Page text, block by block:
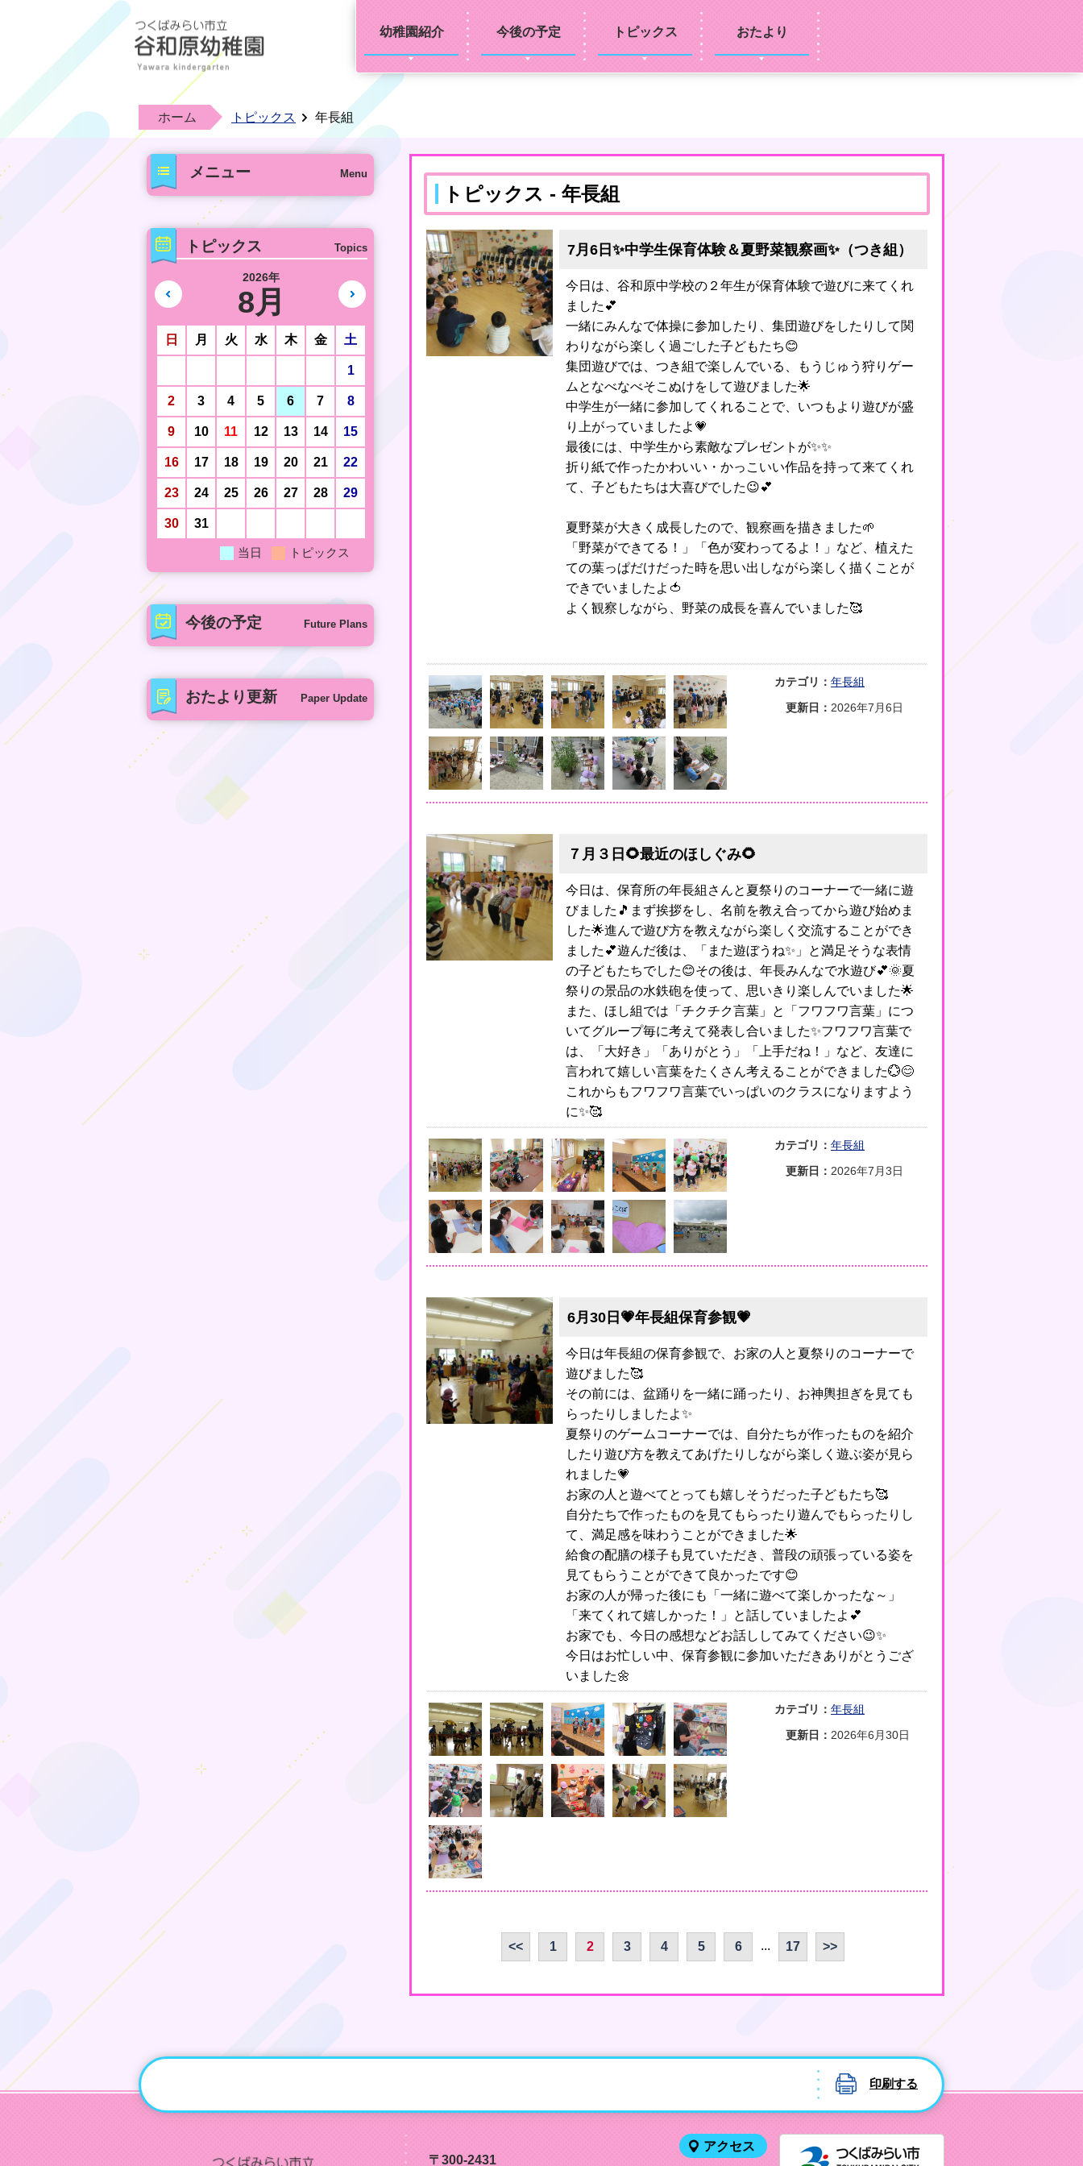
幼稚園紹介 今後の予定 トピックス おたより
ホーム トピックス 年長組
トピックス - 年長組
7月6日✨中学生保育体験＆夏野菜観察画✨（つき組）
今日は、谷和原中学校の２年生が保育体験で遊びに来てくれ
ました💕
一緒にみんなで体操に参加したり、集団遊びをしたりして関
わりながら楽しく過ごした子どもたち😊
集団遊びでは、つき組で楽しんでいる、もうじゅう狩りゲー
ムとなべなべそこぬけをして遊びました🌟
中学生が一緒に参加してくれることで、いつもより遊びが盛
り上がっていましたよ💗
最後には、中学生から素敵なプレゼントが✨✨
折り紙で作ったかわいい・かっこいい作品を持って来てくれ
て、子どもたちは大喜びでした😉💕
夏野菜が大きく成長したので、観察画を描きました🌱
「野菜ができてる！」「色が変わってるよ！」など、植えた
ての葉っぱだけだった時を思い出しながら楽しく描くことが
できでいましたよ🍅
よく観察しながら、野菜の成長を喜んでいました🥰
カテゴリ： 年長組
更新日： 2026年7月6日
７月３日🌻最近のほしぐみ🌻
今日は、保育所の年長組さんと夏祭りのコーナーで一緒に遊
びました🎵まず挨拶をし、名前を教え合ってから遊び始めま
した🌟進んで遊び方を教えながら楽しく交流することができ
ました💕遊んだ後は、「また遊ぼうね✨」と満足そうな表情
の子どもたちでした😊その後は、年長みんなで水遊び💕🌞夏
祭りの景品の水鉄砲を使って、思いきり楽しんでいました🌟
また、ほし組では「チクチク言葉」と「フワフワ言葉」につ
いてグループ毎に考えて発表し合いました✨フワフワ言葉で
は、「大好き」「ありがとう」「上手だね！」など、友達に
言われて嬉しい言葉をたくさん考えることができました💮😊
これからもフワフワ言葉でいっぱいのクラスになりますよう
に✨🥰
カテゴリ： 年長組
更新日： 2026年7月3日
6月30日💗年長組保育参観💗
今日は年長組の保育参観で、お家の人と夏祭りのコーナーで
遊びました🥰
その前には、盆踊りを一緒に踊ったり、お神輿担ぎを見ても
らったりしましたよ✨
夏祭りのゲームコーナーでは、自分たちが作ったものを紹介
したり遊び方を教えてあげたりしながら楽しく遊ぶ姿が見ら
れました💗
お家の人と遊べてとっても嬉しそうだった子どもたち🥰
自分たちで作ったものを見てもらったり遊んでもらったりし
て、満足感を味わうことができました🌟
給食の配膳の様子も見ていただき、普段の頑張っている姿を
見てもらうことができて良かったです😊
お家の人が帰った後にも「一緒に遊べて楽しかったな～」
「来てくれて嬉しかった！」と話していましたよ💕
お家でも、今日の感想などお話ししてみてください😉✨
今日はお忙しい中、保育参観に参加いただきありがとうござ
いました🌼
カテゴリ： 年長組
更新日： 2026年6月30日
<< 1 2 3 4 5 6 ... 17 >>
メニュー Menu
トピックス Topics
2026年
8月
日 月 火 水 木 金 土
1
2 3 4 5 6 7 8
9 10 11 12 13 14 15
16 17 18 19 20 21 22
23 24 25 26 27 28 29
30 31
前の月へ 次の月へ
当日 トピックス
今後の予定 Future Plans
おたより更新 Paper Update
印刷する
〒300-2431
アクセス